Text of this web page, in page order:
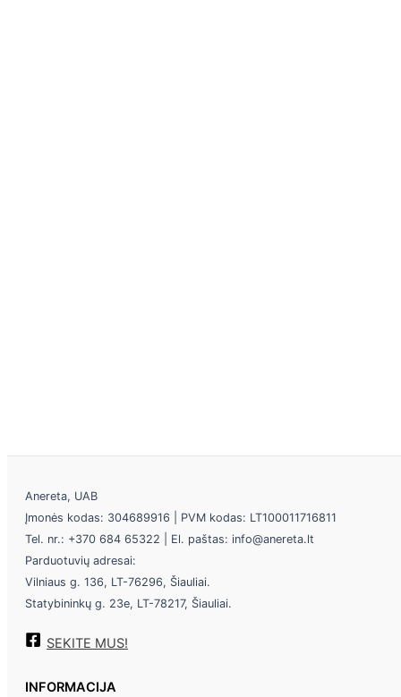
Anereta, UAB
Įmonės kodas: 304689916 | PVM kodas: LT100011716811
Tel. nr.: +370 684 65322 | El. paštas: info@anereta.lt
Parduotuvių adresai:
Vilniaus g. 136, LT-76296, Šiauliai.
Statybininkų g. 23e, LT-78217, Šiauliai.
SEKITE MUS!
INFORMACIJA